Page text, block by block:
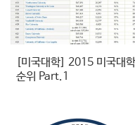
[미국대학] 2015 미국대학
순위 Part.1